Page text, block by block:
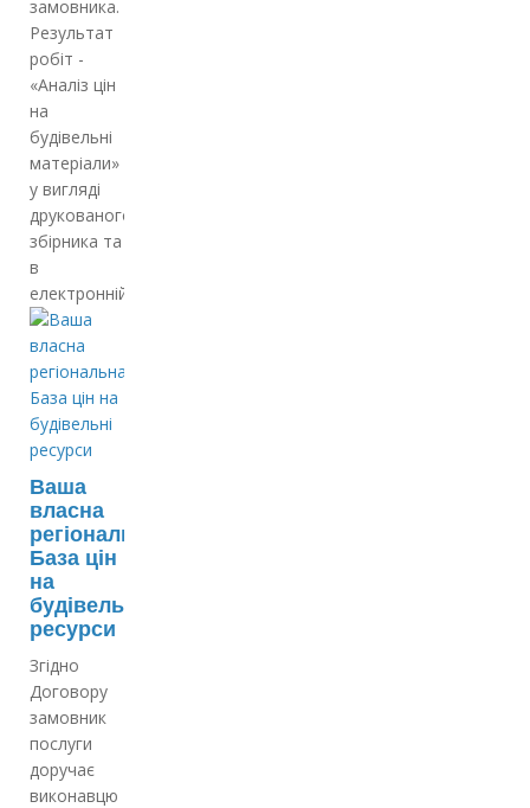
замовника.
Результат
робіт -
«Аналіз цін
на
будівельні
матеріали»
у вигляді
друкованого
збірника та
в
електронній…
Ваша
власна
регіональна
База цін
на
будівельні
ресурси
Згідно
Договору
замовник
послуги
доручає
виконавцю